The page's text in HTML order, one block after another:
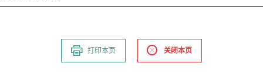
打印本页 关闭本页